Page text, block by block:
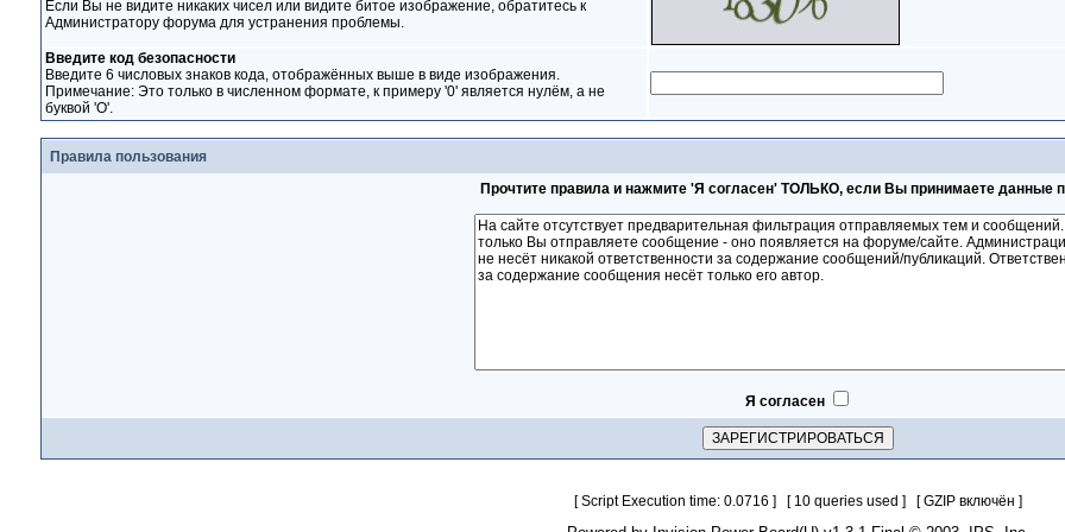
Если Вы не видите никаких чисел или видите битое изображение, обратитесь к
Администратору форума для устранения проблемы.
Введите код безопасности
Введите 6 числовых знаков кода, отображённых выше в виде изображения.
Примечание: Это только в численном формате, к примеру '0' является нулём, а не
буквой 'O'.
Правила пользования
Прочтите правила и нажмите 'Я согласен' ТОЛЬКО, если Вы принимаете данные
Я согласен
[ Script Execution time: 0.0716 ] [ 10 queries used ] [ GZIP включён ]